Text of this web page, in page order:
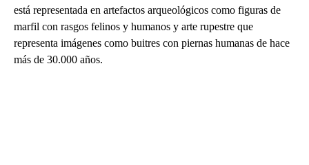
está representada en artefactos arqueológicos como figuras de
marfil con rasgos felinos y humanos y arte rupestre que
representa imágenes como buitres con piernas humanas de hace
más de 30.000 años.